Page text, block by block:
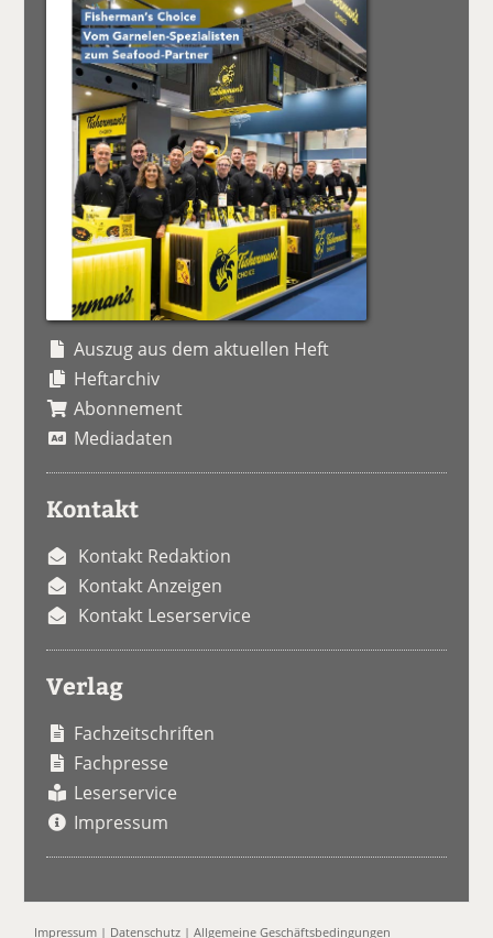
Auszug aus dem aktuellen Heft
Heftarchiv
Abonnement
Mediadaten
Kontakt
Kontakt Redaktion
Kontakt Anzeigen
Kontakt Leserservice
Verlag
Fachzeitschriften
Fachpresse
Leserservice
Impressum
Impressum | Datenschutz |Allgemeine Geschäftsbedingungen